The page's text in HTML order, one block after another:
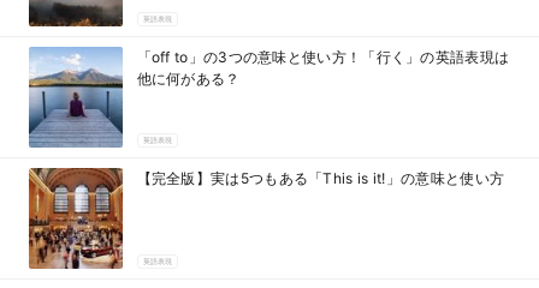
英語表現
「off to」の3つの意味と使い方！「行く」の英語表現は
他に何がある？
英語表現
【完全版】実は5つもある「This is it!」の意味と使い方
英語表現